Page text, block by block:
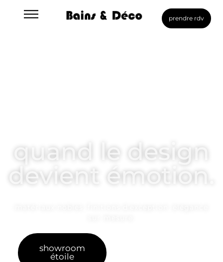
prendre rdv
quand le design
devient émotion.
showroom
étoile